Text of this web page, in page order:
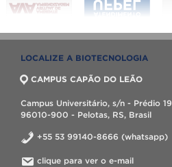
LOCALIZE A BIOTECNOLOGIA
CAMPUS CAPÃO DO LEÃO
Campus Universitário, s/n - Prédio 19
96010-900 - Pelotas, RS, Brasil
+55 53 99140-8666 (whatsapp)
clique para ver o e-mail